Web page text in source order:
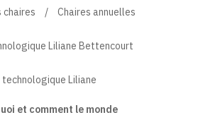
chaires Chaires annuelles
Liliane Bettencourt
Liliane
et comment le monde